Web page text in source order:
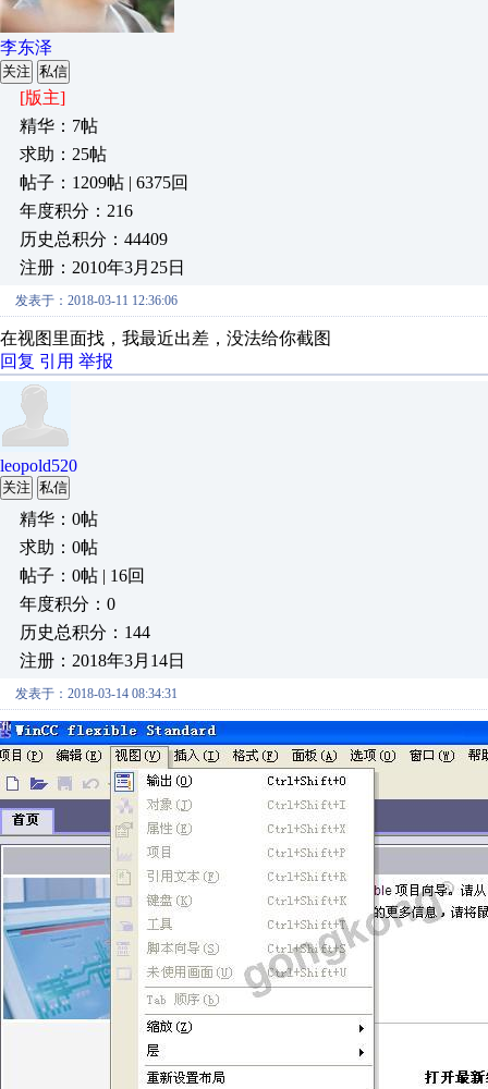
李东泽
关注 私信
[版主]
精华：7帖
求助：25帖
帖子：1209帖 | 6375回
年度积分：216
历史总积分：44409
注册：2010年3月25日
发表于：2018-03-11 12:36:06
在视图里面找，我最近出差，没法给你截图
回复 引用 举报
leopold520
关注 私信
精华：0帖
求助：0帖
帖子：0帖 | 16回
年度积分：0
历史总积分：144
注册：2018年3月14日
发表于：2018-03-14 08:34:31